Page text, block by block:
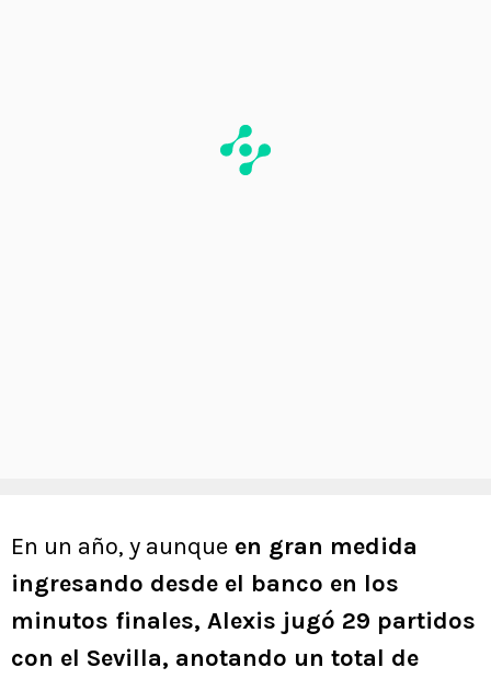
En un año, y aunque en gran medida
ingresando desde el banco en los
minutos finales, Alexis jugó 29 partidos
con el Sevilla, anotando un total de